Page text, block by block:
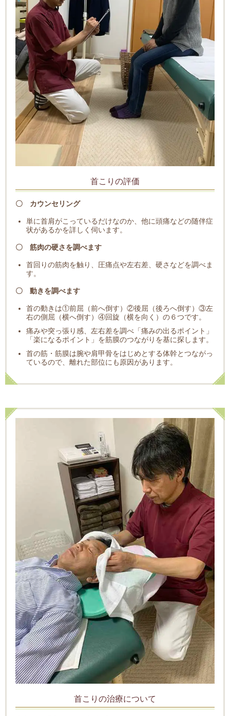
首こりの評価
〇 カウンセリング
単に首肩がこっているだけなのか、他に頭痛などの随伴症
状があるかを詳しく伺います。
〇 筋肉の硬さを調べます
首回りの筋肉を触り、圧痛点や左右差、硬さなどを調べま
す。
〇 動きを調べます
首の動きは①前屈（前へ倒す）②後屈（後ろへ倒す）③左
右の側屈（横へ倒す）④回旋（横を向く）の６つです。
痛みや突っ張り感、左右差を調べ「痛みの出るポイント」
「楽になるポイント」を筋膜のつながりを基に探します。
首の筋・筋膜は腕や肩甲骨をはじめとする体幹とつながっ
ているので、離れた部位にも原因があります。
首こりの治療について